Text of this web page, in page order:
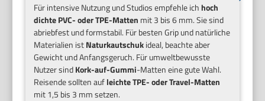
Für intensive Nutzung und Studios empfehle ichhoch
dichte PVC- oder TPE-Matten mit 3 bis 6 mm. Sie sind
abriebfest und formstabil. Für besten Grip und natürliche
Materialien istNaturkautschukideal, beachte aber
Gewicht und Anfangsgeruch. Für umweltbewusste
Nutzer sindKork-auf-Gummi-Matten eine gute Wahl.
Reisende sollten aufleichte TPE- oder Travel-Matten
mit 1,5 bis 3 mm setzen.